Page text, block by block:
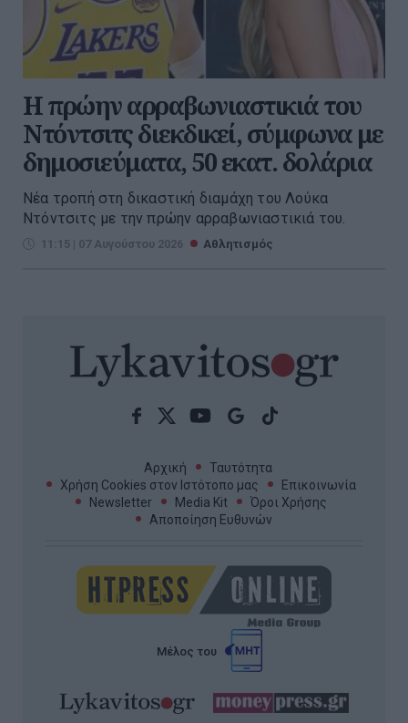
Η πρώην αρραβωνιαστικιά του
Ντόντσιτς διεκδικεί, σύμφωνα με
δημοσιεύματα, 50 εκατ. δολάρια
Νέα τροπή στη δικαστική διαμάχη του Λούκα
Ντόντσιτς με την πρώην αρραβωνιαστικιά του.
11:15 | 07 Αυγούστου 2026 Αθλητισμός
Αρχική
Ταυτότητα
Χρήση Cookies στον Ιστότοπο μας
Επικοινωνία
Newsletter
Media Kit
Όροι Χρήσης
Αποποίηση Ευθυνών
Μέλος του